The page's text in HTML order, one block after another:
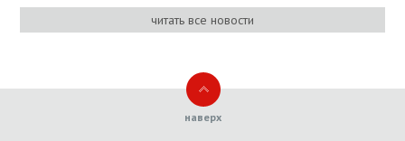
читать все новости
наверх